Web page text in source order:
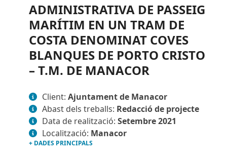
ADMINISTRATIVA DE PASSEIG
MARÍTIM EN UN TRAM DE
COSTA DENOMINAT COVES
BLANQUES DE PORTO CRISTO
– T.M. DE MANACOR
Client:Ajuntament de Manacor
Abast dels treballs: Redacció de projecte
Data de realització:Setembre 2021
Localització: Manacor
+ DADES PRINCIPALS